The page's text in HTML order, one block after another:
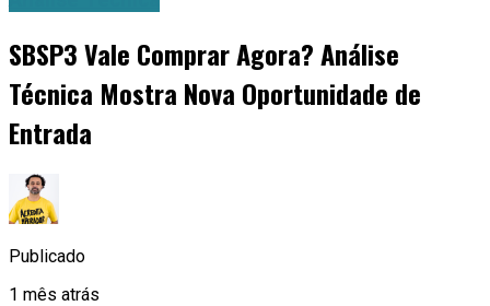
SBSP3 Vale Comprar Agora? Análise
Técnica Mostra Nova Oportunidade de
Entrada
Publicado
1 mês atrás